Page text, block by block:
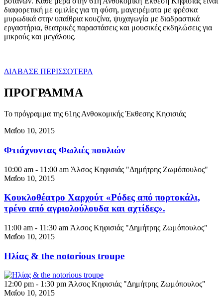
διαφορετική με ομιλίες για τη φύση, μαγειρέματα με φρέσκα
μυρωδικά στην υπαίθρια κουζίνα, ψυχαγωγία με διαδραστικά
εργαστήρια, θεατρικές παραστάσεις και μουσικές εκδηλώσεις για
μικρούς και μεγάλους.
ΔΙΑΒΑΣΕ ΠΕΡΙΣΣΟΤΕΡΑ
ΠΡΟΓΡΑΜΜΑ
Το πρόγραμμα της 61ης Ανθοκομικής Έκθεσης Κηφισιάς
Μαΐου 10, 2015
Φτιάχνοντας Φωλιές πουλιών
10:00 am - 11:00 am Άλσος Κηφισιάς "Δημήτρης Ζωμόπουλος"
Μαΐου 10, 2015
Κουκλοθέατρο Χαρχούτ «Ρόδες από πορτοκάλι,
τρένο από αγριολούλουδα και αχτίδες».
11:00 am - 11:30 am Άλσος Κηφισιάς "Δημήτρης Ζωμόπουλος"
Μαΐου 10, 2015
Ηλίας & the notorious troupe
12:00 pm - 1:30 pm Άλσος Κηφισιάς "Δημήτρης Ζωμόπουλος"
Μαΐου 10, 2015